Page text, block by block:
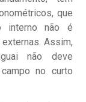
que
interno não é
Assim,
não deve
no curto